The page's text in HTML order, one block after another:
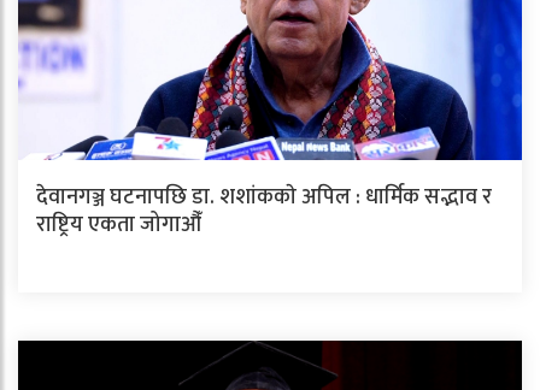
देवानगञ्ज घटनापछि डा. शशांककाे अपिल : धार्मिक सद्भाव र
राष्ट्रिय एकता जोगाऔँ